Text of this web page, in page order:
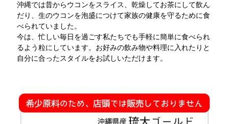
沖縄では昔からウコンをスライス、乾燥してお茶にして飲ん
だり、生のウコンを泡盛につけて家族の健康を守るために食
べられていました。
今は、忙しい毎日を過ごす私たちでも手軽に簡単に食べられ
るよう粒にしています。お好みの飲み物や料理に入れたりと
自分に合ったスタイルをお試しいただけます。